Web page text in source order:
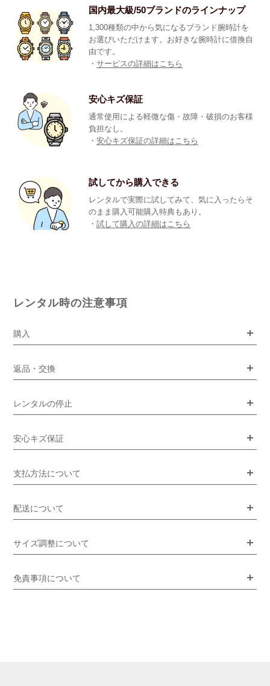
国内最大級/50ブランドのラインナップ
1,300種類の中から気になるブランド腕時計を
お選びいただけます。お好きな腕時計に借換自
由です。
・サービスの詳細はこちら
安心キズ保証
通常使用による軽微な傷・故障・破損のお客様
負担なし。
・安心キズ保証の詳細はこちら
試してから購入できる
レンタルで実際に試してみて、気に入ったらそ
のまま購入可能購入特典もあり。
・試して購入の詳細はこちら
レンタル時の注意事項
購入
返品・交換
レンタルの停止
安心キズ保証
支払方法について
配送について
サイズ調整について
免責事項について